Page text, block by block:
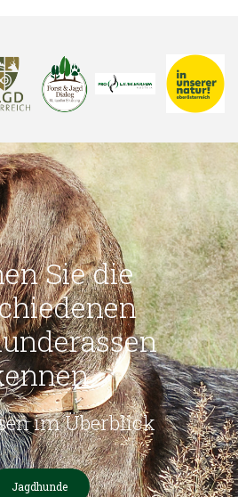
Sie die
im Überblick
Jagdhunde